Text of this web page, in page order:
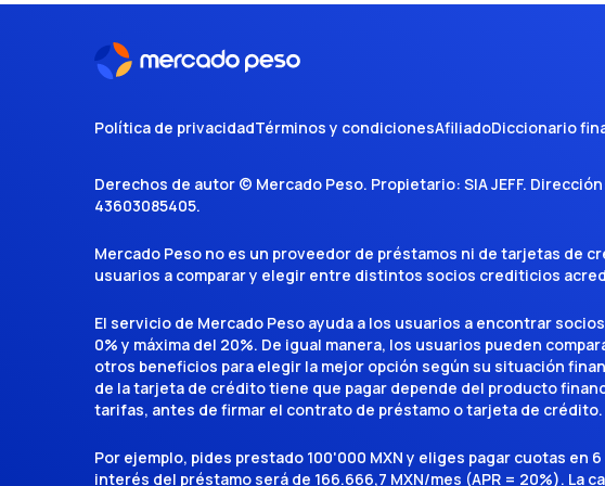
Política de privacidadTérminos y condicionesAfiliadoDiccionario
Derechos de autor © Mercado Peso. Propietario: SIA JEFF.
43603085405.
Mercado Peso no es un proveedor de préstamos ni de tarjetas de
usuarios a comparar y elegir entre distintos socios crediticios
El servicio de Mercado Peso ayuda a los usuarios a encontrar
0% y máxima del 20%. De igual manera, los usuarios pueden
otros beneficios para elegir la mejor opción según su situación
de la tarjeta de crédito tiene que pagar depende del producto
tarifas, antes de firmar el contrato de préstamo o tarjeta de crédito.
Por ejemplo, pides prestado 100'000 MXN y eliges pagar cuotas en
interés del préstamo será de 166.666,7 MXN/mes (APR = 20%). La